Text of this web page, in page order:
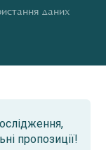
даних
пропозиції!